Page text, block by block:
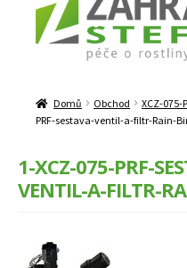
na
navigaci
k
obsahu
Péče o trávník, stromy a keře
Zavlažování
Služby
Domů Obchod XCZ-075-
PRF-sestava-ventil-a-filtr-Rain-
1-XCZ-075-PRF-
VENTIL-A-FILTR-